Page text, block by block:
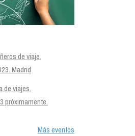
de viaje.
Madrid
de viajes.
próximamente.
Más eventos